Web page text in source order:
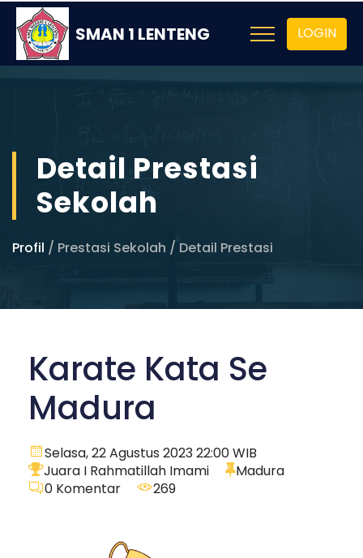
SMAN 1 LENTENG LOGIN
Detail Prestasi
Sekolah
Profil / Prestasi Sekolah / Detail Prestasi
Karate Kata Se
Madura
Selasa, 22 Agustus 2023 22:00 WIB
Juara I Rahmatillah Imami
Madura
0 Komentar 269